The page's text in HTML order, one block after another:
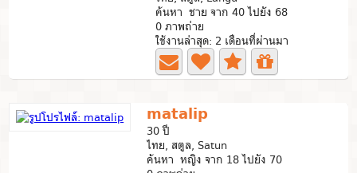
ค้นหา ชาย จาก 40 ไปยัง 68
0 ภาพถ่าย
ใช้งานล่าสุด: 2 เดือนที่ผ่านมา
matalip
30 ปี
ไทย, สตูล, Satun
ค้นหา หญิง จาก 18 ไปยัง 70